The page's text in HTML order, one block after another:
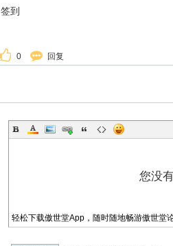
签到
0 回复
轻松下载傲世堂App，随时随地畅游傲世堂